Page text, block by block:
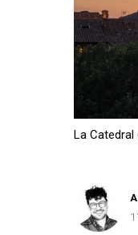
La Catedral